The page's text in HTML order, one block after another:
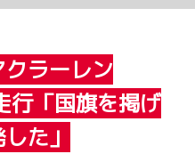
ラーレン
行「国旗を掲げ
た」